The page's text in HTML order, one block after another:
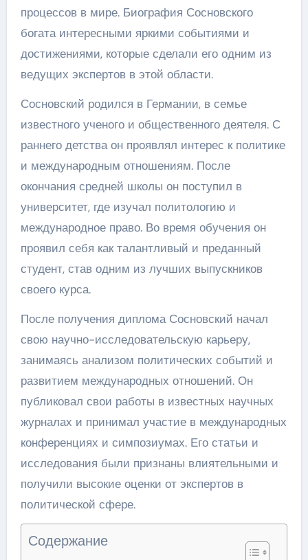
процессов в мире. Биография Сосновского
богата интересными яркими событиями и
достижениями, которые сделали его одним из
ведущих экспертов в этой области.
Сосновский родился в Германии, в семье
известного ученого и общественного деятеля. С
раннего детства он проявлял интерес к политике
и международным отношениям. После
окончания средней школы он поступил в
университет, где изучал политологию и
международное право. Во время обучения он
проявил себя как талантливый и преданный
студент, став одним из лучших выпускников
своего курса.
После получения диплома Сосновский начал
свою научно-исследовательскую карьеру,
занимаясь анализом политических событий и
развитием международных отношений. Он
публиковал свои работы в известных научных
журналах и принимал участие в международных
конференциях и симпозиумах. Его статьи и
исследования были признаны влиятельными и
получили высокие оценки от экспертов в
политической сфере.
Содержание